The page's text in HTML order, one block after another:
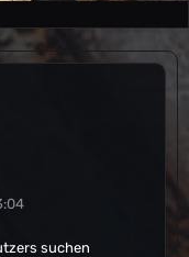
suchen